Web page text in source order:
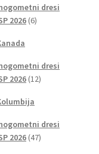
dresi
2026 66
dresi
2026 1212
dresi
2026 4747